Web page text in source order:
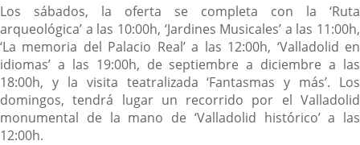
Los sábados, la oferta se completa con la ‘Ruta
arqueológica’ a las 10:00h, ‘Jardines Musicales’ a las 11:00h,
‘La memoria del Palacio Real’ a las 12:00h, ‘Valladolid en
idiomas’ a las 19:00h, de septiembre a diciembre a las
18:00h, y la visita teatralizada ‘Fantasmas y más’. Los
domingos, tendrá lugar un recorrido por el Valladolid
monumental de la mano de ‘Valladolid histórico’ a las
12:00h.